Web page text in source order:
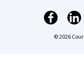
© 2026